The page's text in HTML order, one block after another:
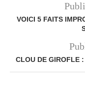
VOICI 5 FAITS
CLOU DE GIROFLE